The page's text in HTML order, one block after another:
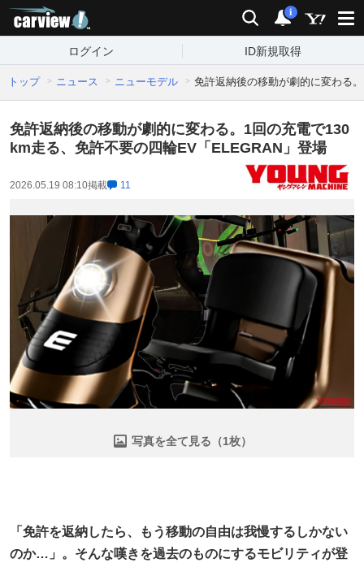
検索 通知
i
ログイン ID新規取得
トップ ニュース ニューモデル 免許返納後の移動が劇的に変わる
免許返納後の移動が劇的に変わる。1回の充電で130
km走る、免許不要の四輪EV「ELEGRAN」登場
2026.05.19 08:10掲載 11
写真を全て見る（1枚）
「免許を返納したら、もう移動の自由は我慢するしかない
のか…」。そんな嘆きを過去のものにするモビリティが登